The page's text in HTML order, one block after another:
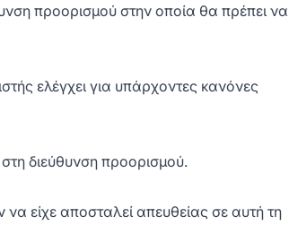
προορισμού στην οποία θα πρέπει να
ελέγχει για υπάρχοντες κανόνες
διεύθυνση προορισμού.
είχε αποσταλεί απευθείας σε αυτή τη